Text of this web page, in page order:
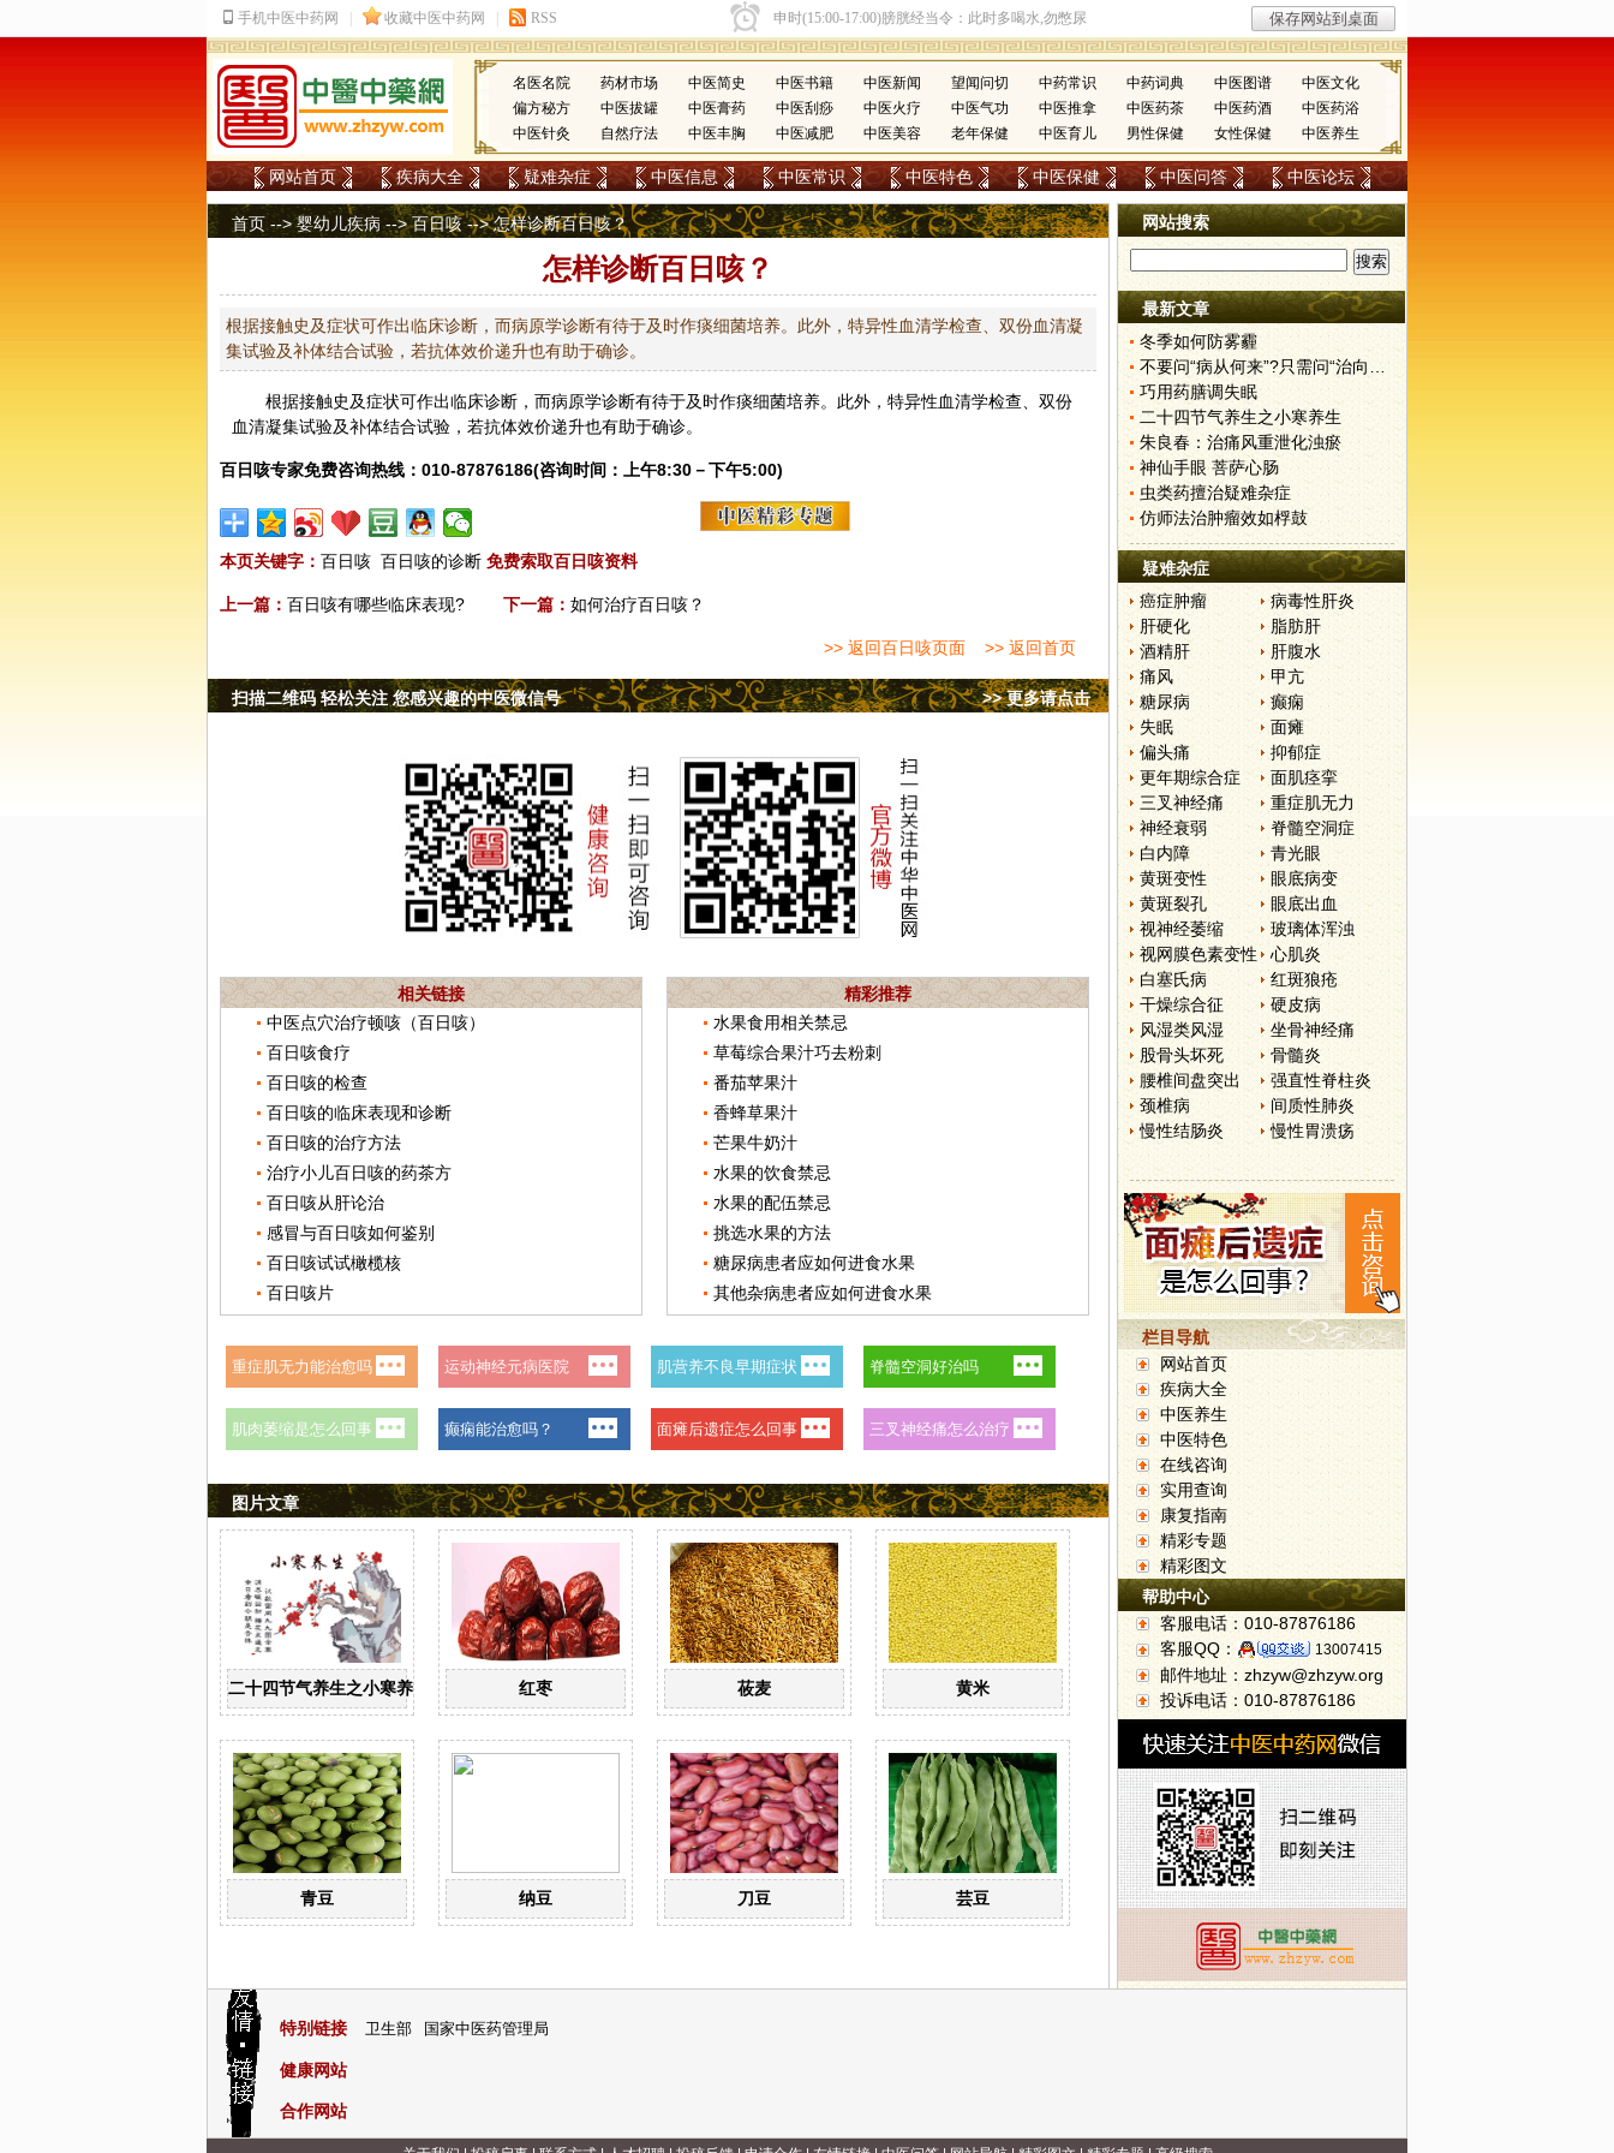
名医名院 药材市场 中医简史 中医书籍 中医新闻 望闻问切 中药常识 中药词典 中医图谱
中医文化
偏方秘方
中医拔罐 中医膏药 中医刮痧 中医火疗 中医气功 中医推拿 中医药茶 中医药酒
中医药浴
中医针灸
自然疗法 中医丰胸 中医减肥 中医美容 老年保健 中医育儿 男性保健 女性保健 中医养生
网站首页 疾病大全 疑难杂症 中医信息 中医常识 中医特色 中医保健 中医问答 中医论坛
首页 -->婴幼儿疾病-->百日咳--> 怎样诊断百日咳？
怎样诊断百日咳？
根据接触史及症状可作出临床诊断，而病原学诊断有待于及时作痰细菌培养。此外，特异性血清学检查、双份血清凝
集试验及补体结合试验，若抗体效价递升也有助于确诊。
根据接触史及症状可作出临床诊断，而病原学诊断有待于及时作痰细菌培养。此外，特异性血清学检查、双份
血清凝集试验及补体结合试验，若抗体效价递升也有助于确诊。
百日咳专家免费咨询热线：010-87876186(咨询时间：上午8:30－下午5:00)
本页关键字： 百日咳 百日咳的诊断 免费索取百日咳资料
上一篇： 百日咳有哪些临床表现? 下一篇： 如何治疗百日咳？
>> 返回百日咳页面 >> 返回首页
>> 更多请点击
扫描二维码 轻松关注 您感兴趣的中医微信号
相关链接
中医点穴治疗顿咳（百日咳）
百日咳食疗
百日咳的检查
百日咳的临床表现和诊断
百日咳的治疗方法
治疗小儿百日咳的药茶方
百日咳从肝论治
感冒与百日咳如何鉴别
百日咳试试橄榄核
百日咳片
精彩推荐
水果食用相关禁忌
草莓综合果汁巧去粉刺
番茄苹果汁
香蜂草果汁
芒果牛奶汁
水果的饮食禁忌
水果的配伍禁忌
挑选水果的方法
糖尿病患者应如何进食水果
其他杂病患者应如何进食水果
图片文章
二十四节气养生之小寒养生 红枣 莜麦 黄米
青豆 纳豆 刀豆 芸豆
网站搜索
最新文章
冬季如何防雾霾
不要问“病从何来”?只需问“治向何去”?
巧用药膳调失眠
二十四节气养生之小寒养生
朱良春：治痛风重泄化浊瘀
神仙手眼 菩萨心肠
虫类药擅治疑难杂症
仿师法治肿瘤效如桴鼓
疑难杂症
癌症肿瘤
病毒性肝炎
肝硬化
脂肪肝
酒精肝
肝腹水
痛风
甲亢
糖尿病
癫痫
失眠
面瘫
偏头痛
抑郁症
更年期综合症
面肌痉挛
三叉神经痛
重症肌无力
神经衰弱
脊髓空洞症
白内障
青光眼
黄斑变性
眼底病变
黄斑裂孔
眼底出血
视神经萎缩
玻璃体浑浊
视网膜色素变性
心肌炎
白塞氏病
红斑狼疮
干燥综合征
硬皮病
风湿类风湿
坐骨神经痛
股骨头坏死
骨髓炎
腰椎间盘突出
强直性脊柱炎
颈椎病
间质性肺炎
慢性结肠炎
慢性胃溃疡
栏目导航
网站首页
疾病大全
中医养生
中医特色
在线咨询
实用查询
康复指南
精彩专题
精彩图文
帮助中心
客服电话：010-87876186
客服QQ：
13007415
邮件地址：zhzyw@zhzyw.org
投诉电话：010-87876186
特别链接 卫生部 国家中医药管理局
健康网站
合作网站